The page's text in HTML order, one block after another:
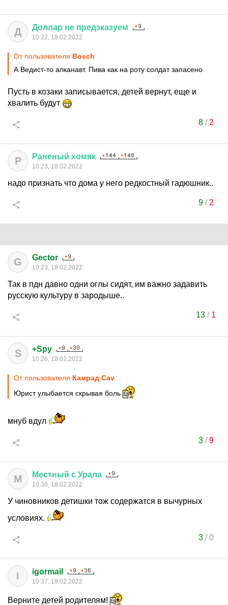
Д Доллар не предзказуем
10:22, 18.02.2022
От пользователя Bosch
А Ведист-то алканавт. Пива как на роту солдат запасено
Пусть в козаки записывается, детей вернут, еще и
хвалить будут
8/ 2
Р Раненый хомяк
10:23, 18.02.2022
надо признать что дома у него редкостный гадюшник..
9/ 2
G Gector
10:23, 18.02.2022
Так в пдн давно одни оглы сидят, им важно задавить
русскую культуру в зародыше..
13 / 1
S +Spy
10:26, 18.02.2022
От пользователя Камрад Cav
Юрист улыбается скрывая боль
мнуб вдул
3/9
М Местный с Урала
10:36, 18.02.2022
У чиновников детишки тож содержатся в вычурных
условиях.
3/0
I igormail
10:37, 18.02.2022
Верните детей родителям!